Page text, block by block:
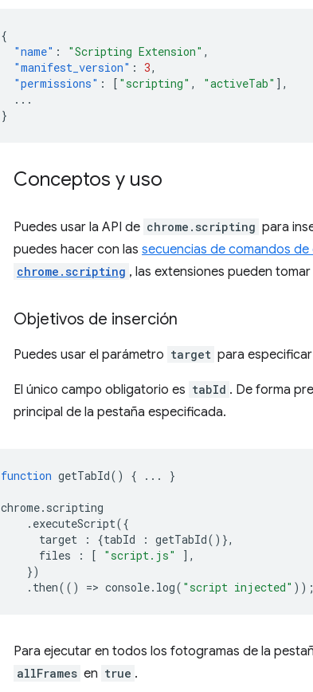
{
"name" : "Scripting Extension" ,
"manifest_version" : 3,
"permissions" : [ "scripting" , "activeTab" ],
...
}
Conceptos y uso
Puedes usar la API de chrome.scripting para
puedes hacer con las secuencias de comandos
chrome.scripting , las extensiones pueden
Objetivos de inserción
Puedes usar el parámetro target para
El único campo obligatorio es tabId . De forma
principal de la pestaña especificada.
function getTabId() { ... }
chrome. scripting
. executeScript({
target
: {tabId : getTabId()},
files
: [ "script.js"
],
})
. then(() => console. log( "script injected" ));
Para ejecutar en todos los fotogramas de la
allFrames en true .